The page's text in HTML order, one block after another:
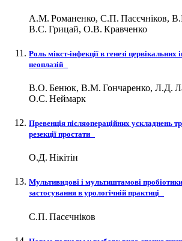
А.М. Романенко, С.П. Пасєчніков,
В.С. Грицай, О.В. Кравченко
Роль мікст-інфекції в генезі цервікальних
неоплазій
В.О. Бенюк, В.М. Гончаренко, Л.Д.
О.С. Неймарк
Превенція післяопераційних ускладнень
резекції простати
О.Д. Нікітін
Мультивидові і мультиштамові
застосування в урологічній практиці
С.П. Пасєчніков